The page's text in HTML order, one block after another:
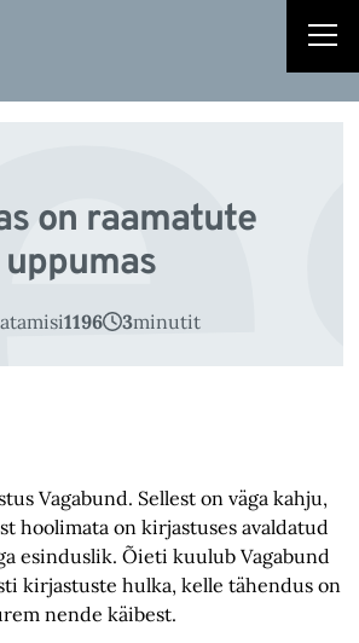
on raamatute
1196 3minutit
Vagabund. Sellest on väga kahju,
hoolimata on kirjastuses avaldatud
esinduslik. Õieti kuulub Vagabund
kirjastuste hulka, kelle tähendus on
nende käibest.